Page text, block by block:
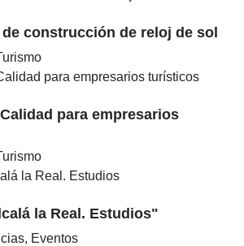
construcción de reloj de sol
para empresarios
la Real. Estudios"
Eventos